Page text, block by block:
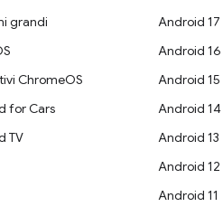
grandi
ChromeOS
for Cars
TV
Android 17
Android 16
Android 15
Android 14
Android 13
Android 12
Android 11